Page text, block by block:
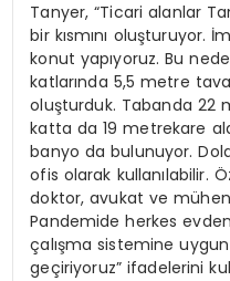
Tanyer, “Ticari alanlar
bir kısmını oluşturuyor.
konut yapıyoruz. Bu
katlarında 5,5 metre
oluşturduk. Tabanda 22
katta da 19 metrekare
banyo da bulunuyor.
ofis olarak kullanılabilir.
doktor, avukat ve
Pandemide herkes
çalışma sistemine
geçiriyoruz” ifadelerini